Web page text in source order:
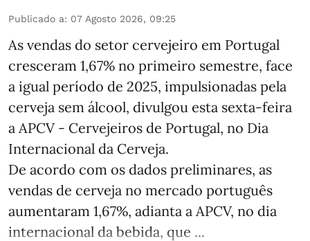
Publicado a: 07 Agosto 2026, 09:25
As vendas do setor cervejeiro em Portugal
cresceram 1,67% no primeiro semestre, face
a igual período de 2025, impulsionadas pela
cerveja sem álcool, divulgou esta sexta-feira
a APCV - Cervejeiros de Portugal, no Dia
Internacional da Cerveja.
De acordo com os dados preliminares, as
vendas de cerveja no mercado português
aumentaram 1,67%, adianta a APCV, no dia
internacional da bebida, que ...